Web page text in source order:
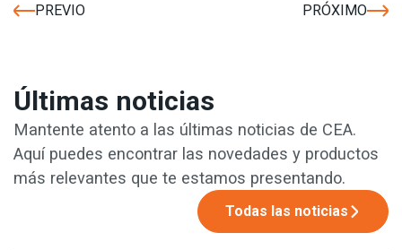
PREVIO PRÓXIMO
Últimas noticias
Mantente atento a las últimas noticias de CEA.
Aquí puedes encontrar las novedades y productos
más relevantes que te estamos presentando.
Todas las noticias